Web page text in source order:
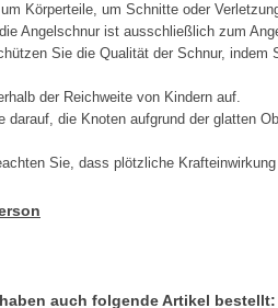
Körperteile, um Schnitte oder
Angelschnur ist ausschließlich zum
Sie die Qualität der Schnur,
der Reichweite von Kindern auf.
darauf, die Knoten aufgrund der glatten
Sie, dass plötzliche
auch folgende Artikel bestellt: